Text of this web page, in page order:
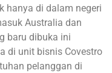
hanya di dalam negeri
Australia dan
baru dibuka ini
di unit bisnis Covestro
pelanggan di